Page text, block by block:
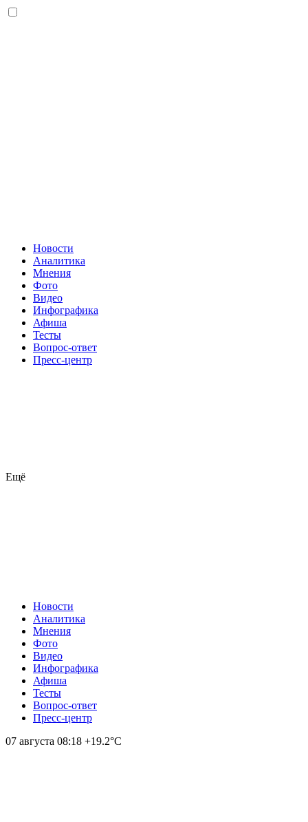
Новости
Аналитика
Мнения
Фото
Видео
Инфографика
Афиша
Тесты
Вопрос-ответ
Пресс-центр
Ещё
Новости
Аналитика
Мнения
Фото
Видео
Инфографика
Афиша
Тесты
Вопрос-ответ
Пресс-центр
07 августа 08:18 +19.2°С